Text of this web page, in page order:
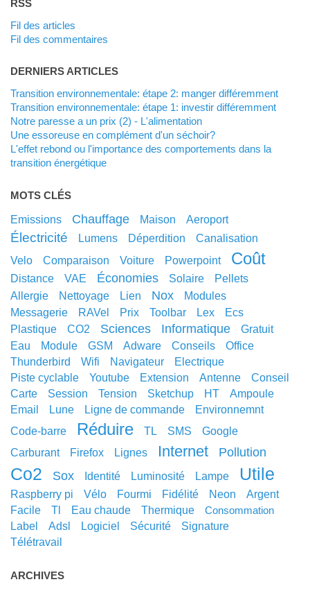
RSS
Fil des articles
Fil des commentaires
DERNIERS ARTICLES
Transition environnementale: étape 2: manger différemment
Transition environnementale: étape 1: investir différemment
Notre paresse a un prix (2) - L'alimentation
Une essoreuse en complément d'un séchoir?
L'effet rebond ou l'importance des comportements dans la
transition énergétique
MOTS CLÉS
emissions chauffage maison aeroport
électricité lumens déperdition
canalisation
velo
comparaison voiture powerpoint coût
distance VAE économies solaire
pellets
allergie
nettoyage lien nox
modules
messagerie
RAVel prix toolbar lex
ecs
plastique
CO2 sciences informatique
gratuit
eau
module GSM adware conseils
office
thunderbird
wifi navigateur
electrique
piste cyclable
youtube extension antenne
conseil
carte
session tension sketchup HT
ampoule
email
lune ligne de commande
environnemnt
code-barre
réduire TL SMS
google
carburant
Firefox lignes internet pollution
co2 sox identité luminosité lampe utile
raspberry pi vélo fourmi fidélité neon
argent
facile
tl eau chaude thermique consommation
label adsl logiciel sécurité
signature
télétravail
ARCHIVES